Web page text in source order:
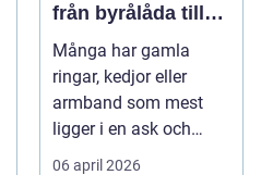
från byrålåda till
personligt
favoritsmycke
Många har gamla
ringar, kedjor eller
armband som mest
ligger i en ask och
samlar damm. Kanske
06 april 2026